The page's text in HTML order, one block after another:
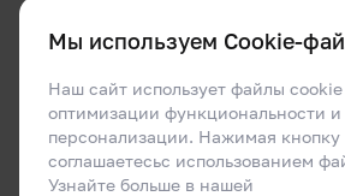
с 2002 года аттестовано свыше
консультантов по всей
Как стать налоговым
Мы используем Cookie-
Наш сайт использует файлы cookie
оптимизации функциональности и
персонализации. Нажимая кнопку
соглашаетесьс использованием
Узнайте больше в нашей